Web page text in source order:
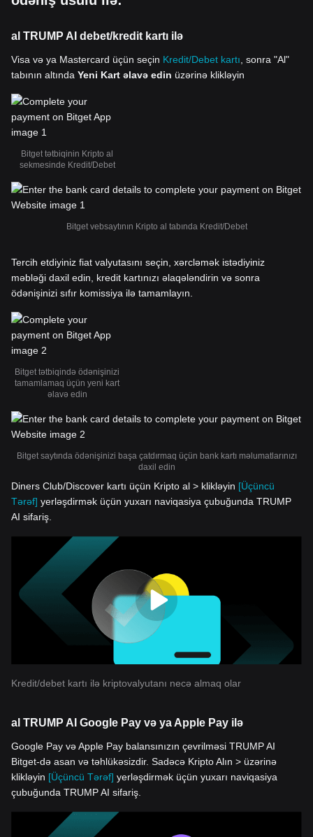
al TRUMP AI debet/kredit kartı ilə
Visa və ya Mastercard üçün seçin Kredit/Debet kartı , sonra "Al"
tabının altında Yeni Kart əlavə edin üzərinə klikləyin
Bitget tətbiqinin Kripto al
sekmesinde Kredit/Debet
Bitget vebsaytının Kripto al tabında Kredit/Debet
Tercih etdiyiniz fiat valyutasını seçin, xərcləmək istədiyiniz
məbləği daxil edin, kredit kartınızı əlaqələndirin və sonra
ödənişinizi sıfır komissiya ilə tamamlayın.
Bitget tətbiqində ödənişinizi
tamamlamaq üçün yeni kart
əlavə edin
Bitget saytında ödənişinizi başa çatdırmaq üçün bank kartı məlumatlarınızı
daxil edin
Diners Club/Discover kartı üçün Kripto al > klikləyin [Üçüncü
Tərəf] yerləşdirmək üçün yuxarı naviqasiya çubuğunda TRUMP
AI sifariş.
Kredit/debet kartı ilə kriptovalyutanı necə almaq olar
al TRUMP AI Google Pay və ya Apple Pay ilə
Google Pay və Apple Pay balansınızın çevrilməsi TRUMP AI
Bitget-də asan və təhlükəsizdir. Sadəcə Kripto Alın > üzərinə
klikləyin [Üçüncü Tərəf] yerləşdirmək üçün yuxarı naviqasiya
çubuğunda TRUMP AI sifariş.